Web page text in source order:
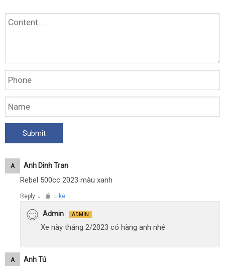
A Anh Dinh Tran
Rebel 500cc 2023 màu xanh
Reply ● Like
Admin ADMIN
Xe này tháng 2/2023 có hàng anh nhé
A Anh Tú